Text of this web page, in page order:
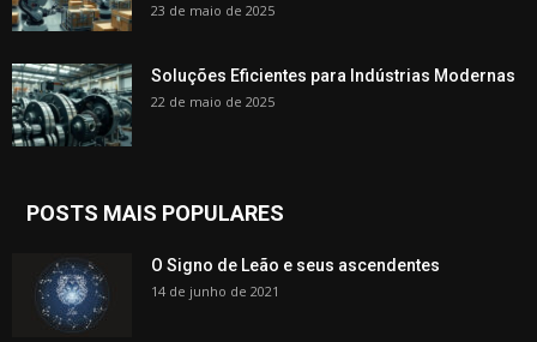
23 de maio de 2025
Soluções Eficientes para Indústrias Modernas
22 de maio de 2025
POSTS MAIS POPULARES
O Signo de Leão e seus ascendentes
14 de junho de 2021